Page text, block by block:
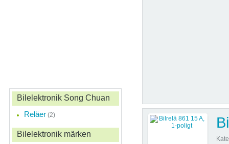
Bilelektronik Song Chuan
Reläer (2)
Bilelektronik märken